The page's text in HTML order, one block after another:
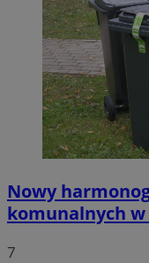
Nowy
komunalnych w
7